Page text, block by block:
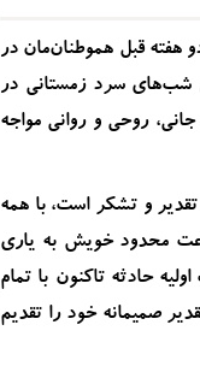
هفته قبل هموطنان‌مان در
شب‌های سرد زمستانی در
روحی و روانی مواجه
و تشکر است، با همه
محدود خویش به یاری
حادثه تاکنون با تمام
صمیمانه خود را تقدیم